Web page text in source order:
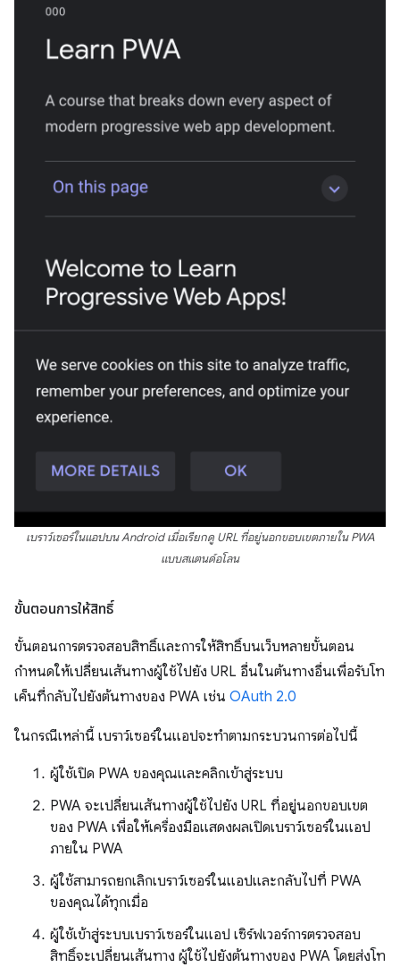
เบราว์เซอร์ในแอปบน Android เมื่อเรียกดู URL ที่อยู่นอกขอบเขตภายใน PWA
แบบสแตนด์อโลน
ขั้นตอนการให้สิทธิ์
ขั้นตอนการตรวจสอบสิทธิ์และการให้สิทธิ์บนเว็บหลายขั้นตอน
กำหนดให้เปลี่ยนเส้นทางผู้ใช้ไปยัง URL อื่นในต้นทางอื่นเพื่อรับโท
เค็นที่กลับไปยังต้นทางของ PWA เช่น OAuth 2.0
ในกรณีเหล่านี้ เบราว์เซอร์ในแอปจะทำตามกระบวนการต่อไปนี้
ผู้ใช้เปิด PWA ของคุณและคลิกเข้าสู่ระบบ
PWA จะเปลี่ยนเส้นทางผู้ใช้ไปยัง URL ที่อยู่นอกขอบเขต
ของ PWA เพื่อให้เครื่องมือแสดงผลเปิดเบราว์เซอร์ในแอป
ภายใน PWA
ผู้ใช้สามารถยกเลิกเบราว์เซอร์ในแอปและกลับไปที่ PWA
ของคุณได้ทุกเมื่อ
ผู้ใช้เข้าสู่ระบบเบราว์เซอร์ในแอป เซิร์ฟเวอร์การตรวจสอบ
สิทธิ์จะเปลี่ยนเส้นทาง ผู้ใช้ไปยังต้นทางของ PWA โดยส่งโท